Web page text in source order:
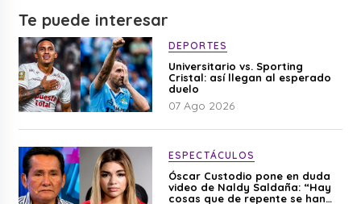
Te puede interesar
DEPORTES
Universitario vs. Sporting
Cristal: así llegan al esperado
duelo
07 Ago 2026
ESPECTÁCULOS
Óscar Custodio pone en duda
video de Naldy Saldaña: “Hay
cosas que de repente se han